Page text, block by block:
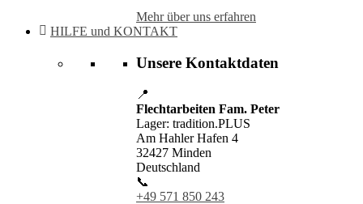
Mehr über uns erfahren
HILFE und KONTAKT
Unsere Kontaktdaten
📍
Flechtarbeiten Fam. Peter
Lager: tradition.PLUS
Am Hahler Hafen 4
32427 Minden
Deutschland
📞
+49 571 850 243